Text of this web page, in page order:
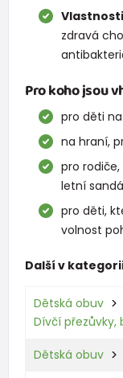
zdravá
Pro koho jsou
pro děti
na hraní,
pro
letní
pro děti,
volnost
Další v
Dětská obuv
Dívčí přezůvky,
Dětská obuv